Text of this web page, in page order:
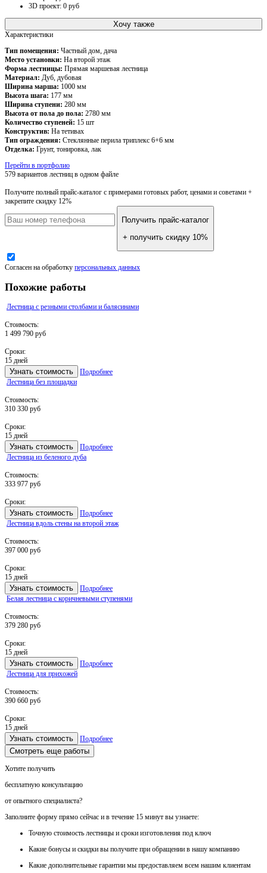
3D проект: 0 руб
Хочу также
Характеристики
Тип помещения: Частный дом, дача
Место установки: На второй этаж
Форма лестницы: Прямая маршевая лестница
Материал: Дуб, дубовая
Ширина марша: 1000 мм
Высота шага: 177 мм
Ширина ступени: 280 мм
Высота от пола до пола: 2780 мм
Количество ступеней: 15 шт
Конструктив: На тетивах
Тип ограждения: Стеклянные перила триплекс 6+6 мм
Отделка: Грунт, тонировка, лак
Перейти в портфолио
579 вариантов лестниц в одном файле
Получите полный прайс-каталог с примерами готовых работ, ценами и советами +
закрепите скидку 12%
Получить прайс-каталог
+ получить скидку 10%
Согласен на обработку персональных данных
Похожие работы
Лестница с резными столбами и балясинами
Стоимость:
1 499 790 руб
Сроки:
15 дней
Узнать стоимость
Подробнее
Лестница без площадки
Стоимость:
310 330 руб
Сроки:
15 дней
Узнать стоимость
Подробнее
Лестница из беленого дуба
Стоимость:
333 977 руб
Сроки:
Узнать стоимость
Подробнее
Лестница вдоль стены на второй этаж
Стоимость:
397 000 руб
Сроки:
15 дней
Узнать стоимость
Подробнее
Белая лестница с коричневыми ступенями
Стоимость:
379 280 руб
Сроки:
15 дней
Узнать стоимость
Подробнее
Лестница для прихожей
Стоимость:
390 660 руб
Сроки:
15 дней
Узнать стоимость Подробнее
Смотреть еще работы
Хотите получить
бесплатную консультацию
от опытного специалиста?
Заполните форму прямо сейчас и в течение 15 минут вы узнаете:
Точную стоимость лестницы и сроки изготовления под ключ
Какие бонусы и скидки вы получите при обращении в нашу компанию
Какие дополнительные гарантии мы предоставляем всем нашим клиентам